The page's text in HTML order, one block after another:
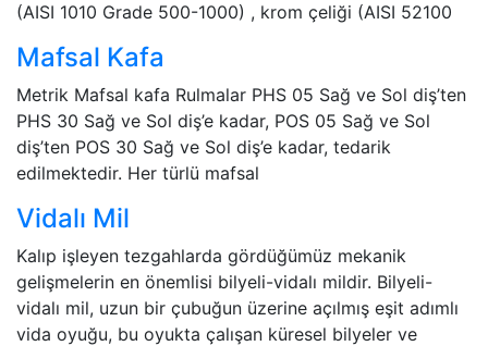
(AISI 1010 Grade 500-1000) , krom çeliği (AISI 52100
Mafsal Kafa
Metrik Mafsal kafa Rulmalar PHS 05 Sağ ve Sol diş’ten
PHS 30 Sağ ve Sol diş’e kadar, POS 05 Sağ ve Sol
diş’ten POS 30 Sağ ve Sol diş’e kadar, tedarik
edilmektedir. Her türlü mafsal
Vidalı Mil
Kalıp işleyen tezgahlarda gördüğümüz mekanik
gelişmelerin en önemlisi bilyeli-vidalı mildir. Bilyeli-
vidalı mil, uzun bir çubuğun üzerine açılmış eşit adımlı
vida oyuğu, bu oyukta çalışan küresel bilyeler ve